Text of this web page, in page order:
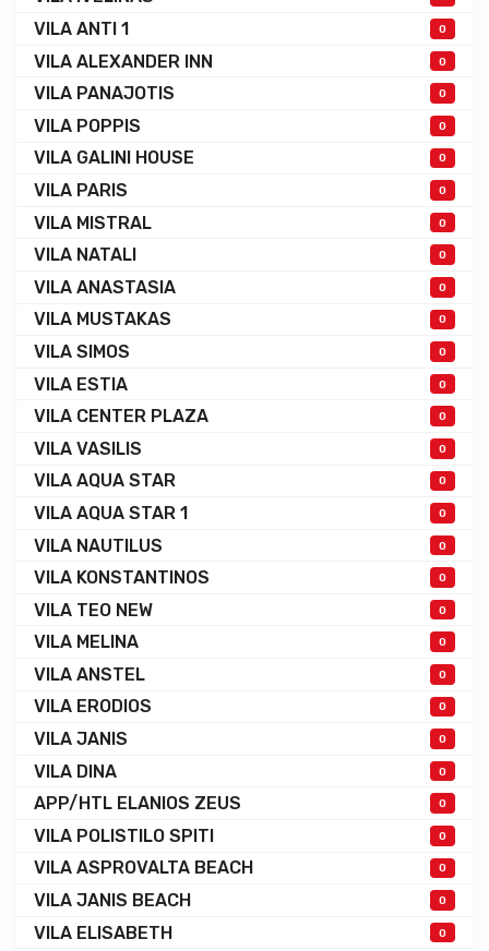
VILA ANTI 1 0
VILA ALEXANDER INN 0
VILA PANAJOTIS 0
VILA POPPIS 0
VILA GALINI HOUSE 0
VILA PARIS 0
VILA MISTRAL 0
VILA NATALI 0
VILA ANASTASIA 0
VILA MUSTAKAS 0
VILA SIMOS 0
VILA ESTIA 0
VILA CENTER PLAZA 0
VILA VASILIS 0
VILA AQUA STAR 0
VILA AQUA STAR 1 0
VILA NAUTILUS 0
VILA KONSTANTINOS 0
VILA TEO NEW 0
VILA MELINA 0
VILA ANSTEL 0
VILA ERODIOS 0
VILA JANIS 0
VILA DINA 0
APP/HTL ELANIOS ZEUS 0
VILA POLISTILO SPITI 0
VILA ASPROVALTA BEACH 0
VILA JANIS BEACH 0
VILA ELISABETH 0